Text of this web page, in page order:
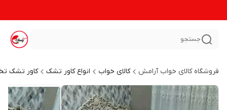
جستجو
فروشگاه کالای خواب آرامش کالای خواب انواع کاور تشک کاور تشک